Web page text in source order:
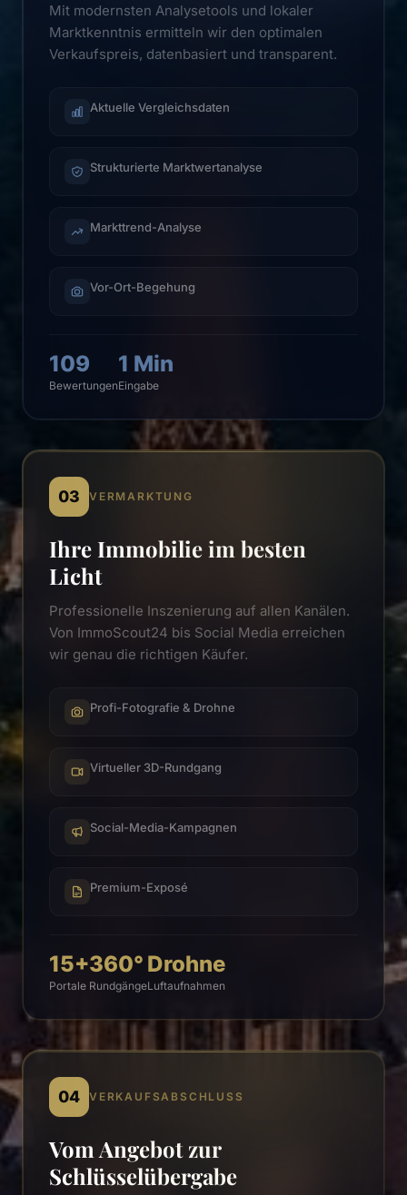
Mit modernsten Analysetools und lokaler
Marktkenntnis ermitteln wir den optimalen
Verkaufspreis, datenbasiert und transparent.
Aktuelle Vergleichsdaten
Strukturierte Marktwertanalyse
Markttrend-Analyse
Vor-Ort-Begehung
109
Bewertungen
1 Min
Eingabe
03 VERMARKTUNG
Ihre Immobilie im besten
Licht
Professionelle Inszenierung auf allen Kanälen.
Von ImmoScout24 bis Social Media erreichen
wir genau die richtigen Käufer.
Profi-Fotografie & Drohne
Virtueller 3D-Rundgang
Social-Media-Kampagnen
Premium-Exposé
15+
Portale
360°
Rundgänge
Drohne
Luftaufnahmen
04 VERKAUFSABSCHLUSS
Vom Angebot zur
Schlüsselübergabe